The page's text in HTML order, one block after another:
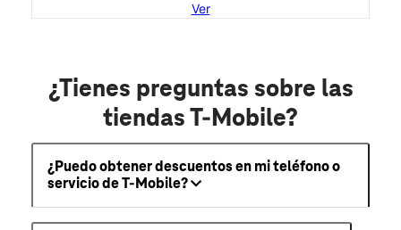
Ver
¿Tienes preguntas sobre las
tiendas T-Mobile?
¿Puedo obtener descuentos en mi teléfono o
servicio de T-Mobile?